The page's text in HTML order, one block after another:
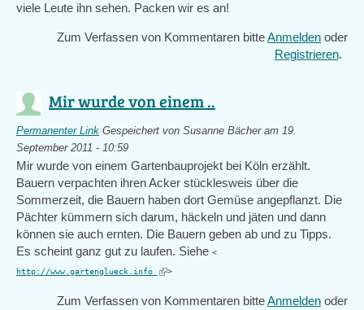
viele Leute ihn sehen. Packen wir es an!
Zum Verfassen von Kommentaren bitteAnmelden oder
Registrieren.
Mir wurde von einem ..
Permanenter Link Gespeichert von Susanne Bächeram 19.
September 2011 - 10:59
Mir wurde von einem Gartenbauprojekt bei Köln erzählt.
Bauern verpachten ihren Acker stücklesweis über die
Sommerzeit, die Bauern haben dort Gemüse angepflanzt. Die
Pächter kümmern sich darum, häckeln und jäten und dann
können sie auch ernten. Die Bauern geben ab und zu Tipps.
Es scheint ganz gut zu laufen. Siehe <
http://www.gartenglueck.info
(link
external)
>
Zum Verfassen von Kommentaren bitteAnmelden oder